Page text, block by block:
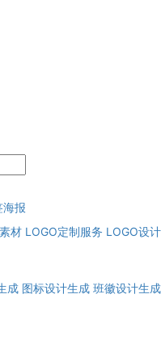
海报
材 LOGO定制服务 LOGO设计
成 图标设计生成 班徽设计生成